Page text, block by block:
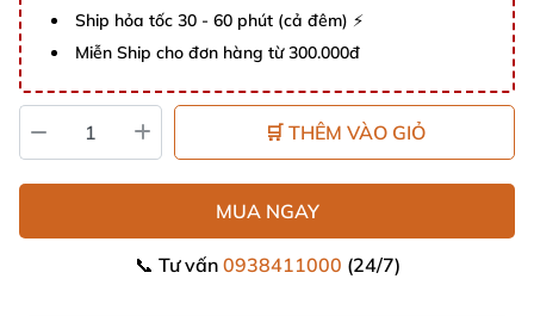
Ship hỏa tốc 30 - 60 phút (cả đêm) ⚡
Miễn Ship cho đơn hàng từ 300.000đ
🛒 THÊM VÀO GIỎ
MUA NGAY
📞 Tư vấn 0938411000 (24/7)